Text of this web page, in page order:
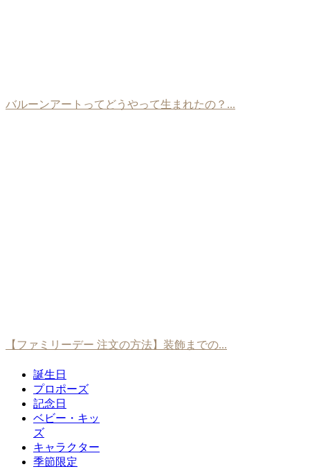
バルーンアートってどうやって生まれたの？...
【ファミリーデー 注文の方法】装飾までの...
誕生日
プロポーズ
記念日
ベビー・キッ
ズ
キャラクター
季節限定